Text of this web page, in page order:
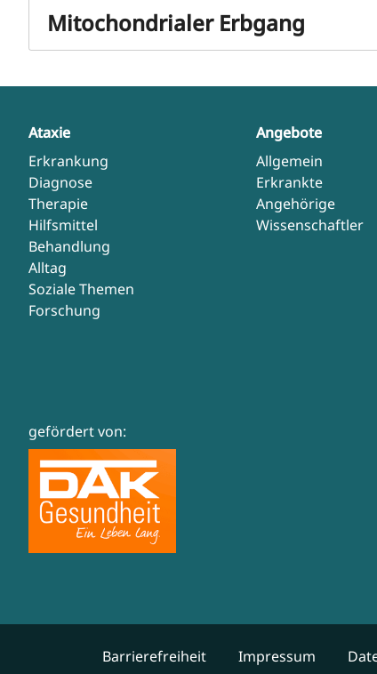
Mitochondrialer Erbgang
Ataxie
Erkrankung
Diagnose
Therapie
Hilfsmittel
Behandlung
Alltag
Soziale Themen
Forschung
Angebote
Allgemein
Erkrankte
Angehörige
Wissenschaftler
gefördert von:
Barrierefreiheit Impressum